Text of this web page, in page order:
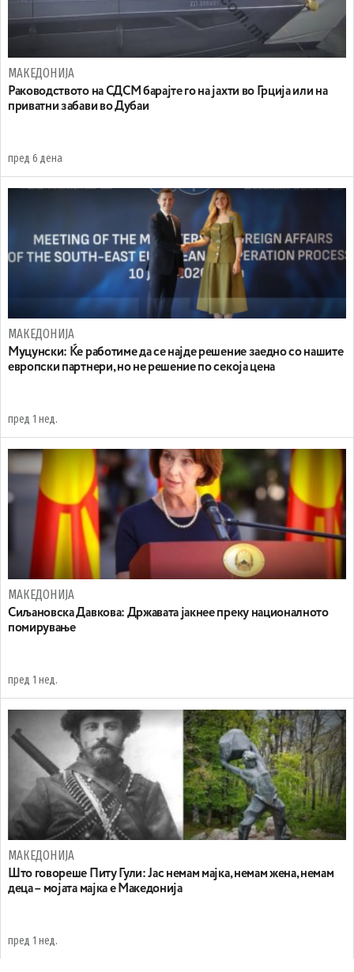
МАКЕДОНИЈА
Раководството на СДСМ барајте го на јахти во Грција или на
приватни забави во Дубаи
пред 6 дена
МАКЕДОНИЈА
Муцунски: Ќе работиме да се најде решение заедно со нашите
европски партнери, но не решение по секоја цена
пред 1 нед.
МАКЕДОНИЈА
Сиљановска Давкова: Државата јакнее преку националното
помирување
пред 1 нед.
МАКЕДОНИЈА
Што говореше Питу Гули: Јас немам мајка, немам жена, немам
деца – мојата мајка е Македонија
пред 1 нед.